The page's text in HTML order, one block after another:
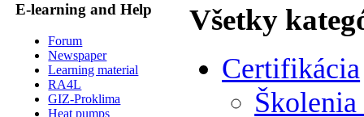
E-learning and Help
Forum
Newspaper
Learning material
RA4L
GIZ-Proklima
Heat pumps
Všetky
Certifikácia